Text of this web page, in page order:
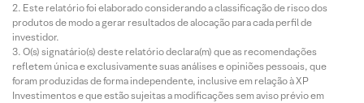
Este relatório foi elaborado considerando a classificação de risco dos
produtos de modo a gerar resultados de alocação para cada perfil de
investidor.
O(s) signatário(s) deste relatório declara(m) que as recomendações
refletem única e exclusivamente suas análises e opiniões pessoais, que
foram produzidas de forma independente, inclusive em relação à XP
Investimentos e que estão sujeitas a modificações sem aviso prévio em